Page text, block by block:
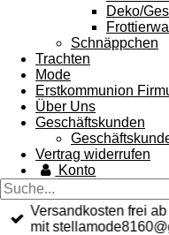
Deko/
Schnäppchen
Trachten
Mode
Erstkommunion
Über Uns
Geschäftskunden
Vertrag widerrufen
Konto
Versandkosten frei
mit